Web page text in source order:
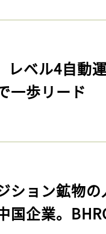
レベル4自動
一歩リード
ション鉱物
国企業。